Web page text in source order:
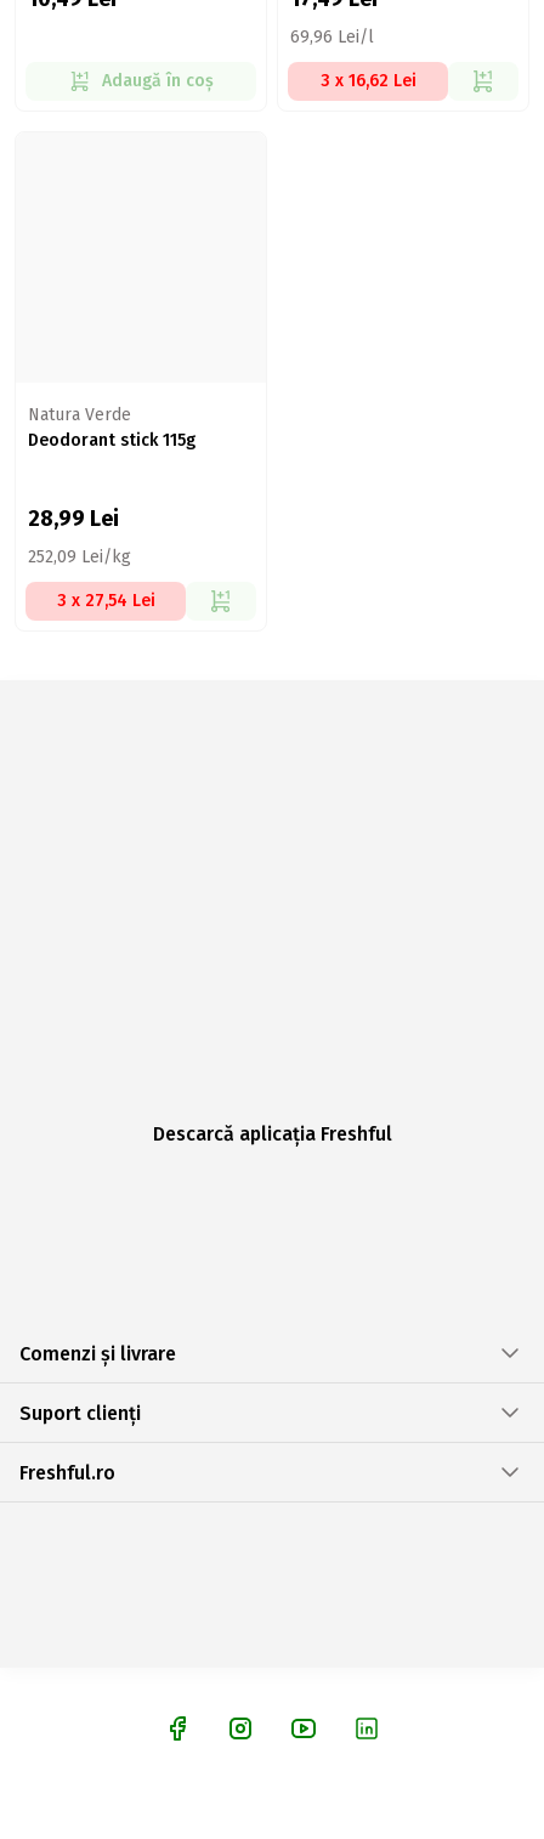
Adaugă în coș
69,96 Lei/l
3 x 16,62 Lei
Natura Verde
Deodorant stick 115g
28,99 Lei
252,09 Lei/kg
3 x 27,54 Lei
Descarcă aplicația Freshful
Comenzi și livrare
Suport clienți
Freshful.ro